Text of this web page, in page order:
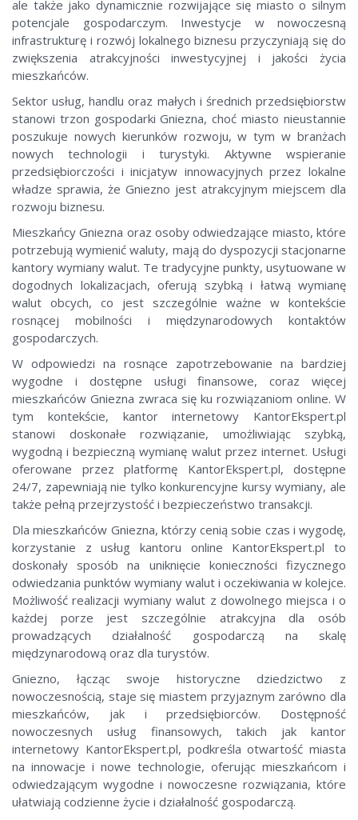
ale także jako dynamicznie rozwijające się miasto o silnym
potencjale gospodarczym. Inwestycje w nowoczesną
infrastrukturę i rozwój lokalnego biznesu przyczyniają się do
zwiększenia atrakcyjności inwestycyjnej i jakości życia
mieszkańców.
Sektor usług, handlu oraz małych i średnich przedsiębiorstw
stanowi trzon gospodarki Gniezna, choć miasto nieustannie
poszukuje nowych kierunków rozwoju, w tym w branżach
nowych technologii i turystyki. Aktywne wspieranie
przedsiębiorczości i inicjatyw innowacyjnych przez lokalne
władze sprawia, że Gniezno jest atrakcyjnym miejscem dla
rozwoju biznesu.
Mieszkańcy Gniezna oraz osoby odwiedzające miasto, które
potrzebują wymienić waluty, mają do dyspozycji stacjonarne
kantory wymiany walut. Te tradycyjne punkty, usytuowane w
dogodnych lokalizacjach, oferują szybką i łatwą wymianę
walut obcych, co jest szczególnie ważne w kontekście
rosnącej mobilności i międzynarodowych kontaktów
gospodarczych.
W odpowiedzi na rosnące zapotrzebowanie na bardziej
wygodne i dostępne usługi finansowe, coraz więcej
mieszkańców Gniezna zwraca się ku rozwiązaniom online. W
tym kontekście, kantor internetowy KantorEkspert.pl
stanowi doskonałe rozwiązanie, umożliwiając szybką,
wygodną i bezpieczną wymianę walut przez internet. Usługi
oferowane przez platformę KantorEkspert.pl, dostępne
24/7, zapewniają nie tylko konkurencyjne kursy wymiany, ale
także pełną przejrzystość i bezpieczeństwo transakcji.
Dla mieszkańców Gniezna, którzy cenią sobie czas i wygodę,
korzystanie z usług kantoru online KantorEkspert.pl to
doskonały sposób na uniknięcie konieczności fizycznego
odwiedzania punktów wymiany walut i oczekiwania w kolejce.
Możliwość realizacji wymiany walut z dowolnego miejsca i o
każdej porze jest szczególnie atrakcyjna dla osób
prowadzących działalność gospodarczą na skalę
międzynarodową oraz dla turystów.
Gniezno, łącząc swoje historyczne dziedzictwo z
nowoczesnością, staje się miastem przyjaznym zarówno dla
mieszkańców, jak i przedsiębiorców. Dostępność
nowoczesnych usług finansowych, takich jak kantor
internetowy KantorEkspert.pl, podkreśla otwartość miasta
na innowacje i nowe technologie, oferując mieszkańcom i
odwiedzającym wygodne i nowoczesne rozwiązania, które
ułatwiają codzienne życie i działalność gospodarczą.